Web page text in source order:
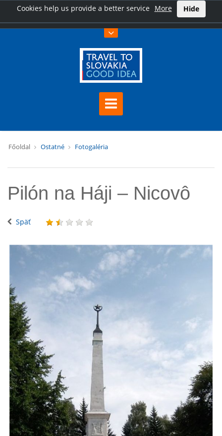
Cookies help us provide a better service More Hide
Főoldal Ostatné Fotogaléria
Pilón na Háji – Nicovô
Späť